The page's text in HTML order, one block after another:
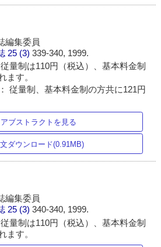
編集委員
25 (3)339-340, 1999.
量制は110円（税込）、基本料金制
ます。
従量制、基本料金制の方共に121円
アブストラクトを見る
ダウンロード(0.91MB)
編集委員
25 (3)340-340, 1999.
量制は110円（税込）、基本料金制
ます。